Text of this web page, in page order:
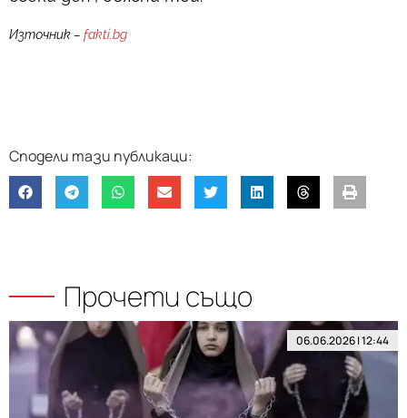
Източник – fakti.bg
Прочети също
06.06.2026 | 12:44